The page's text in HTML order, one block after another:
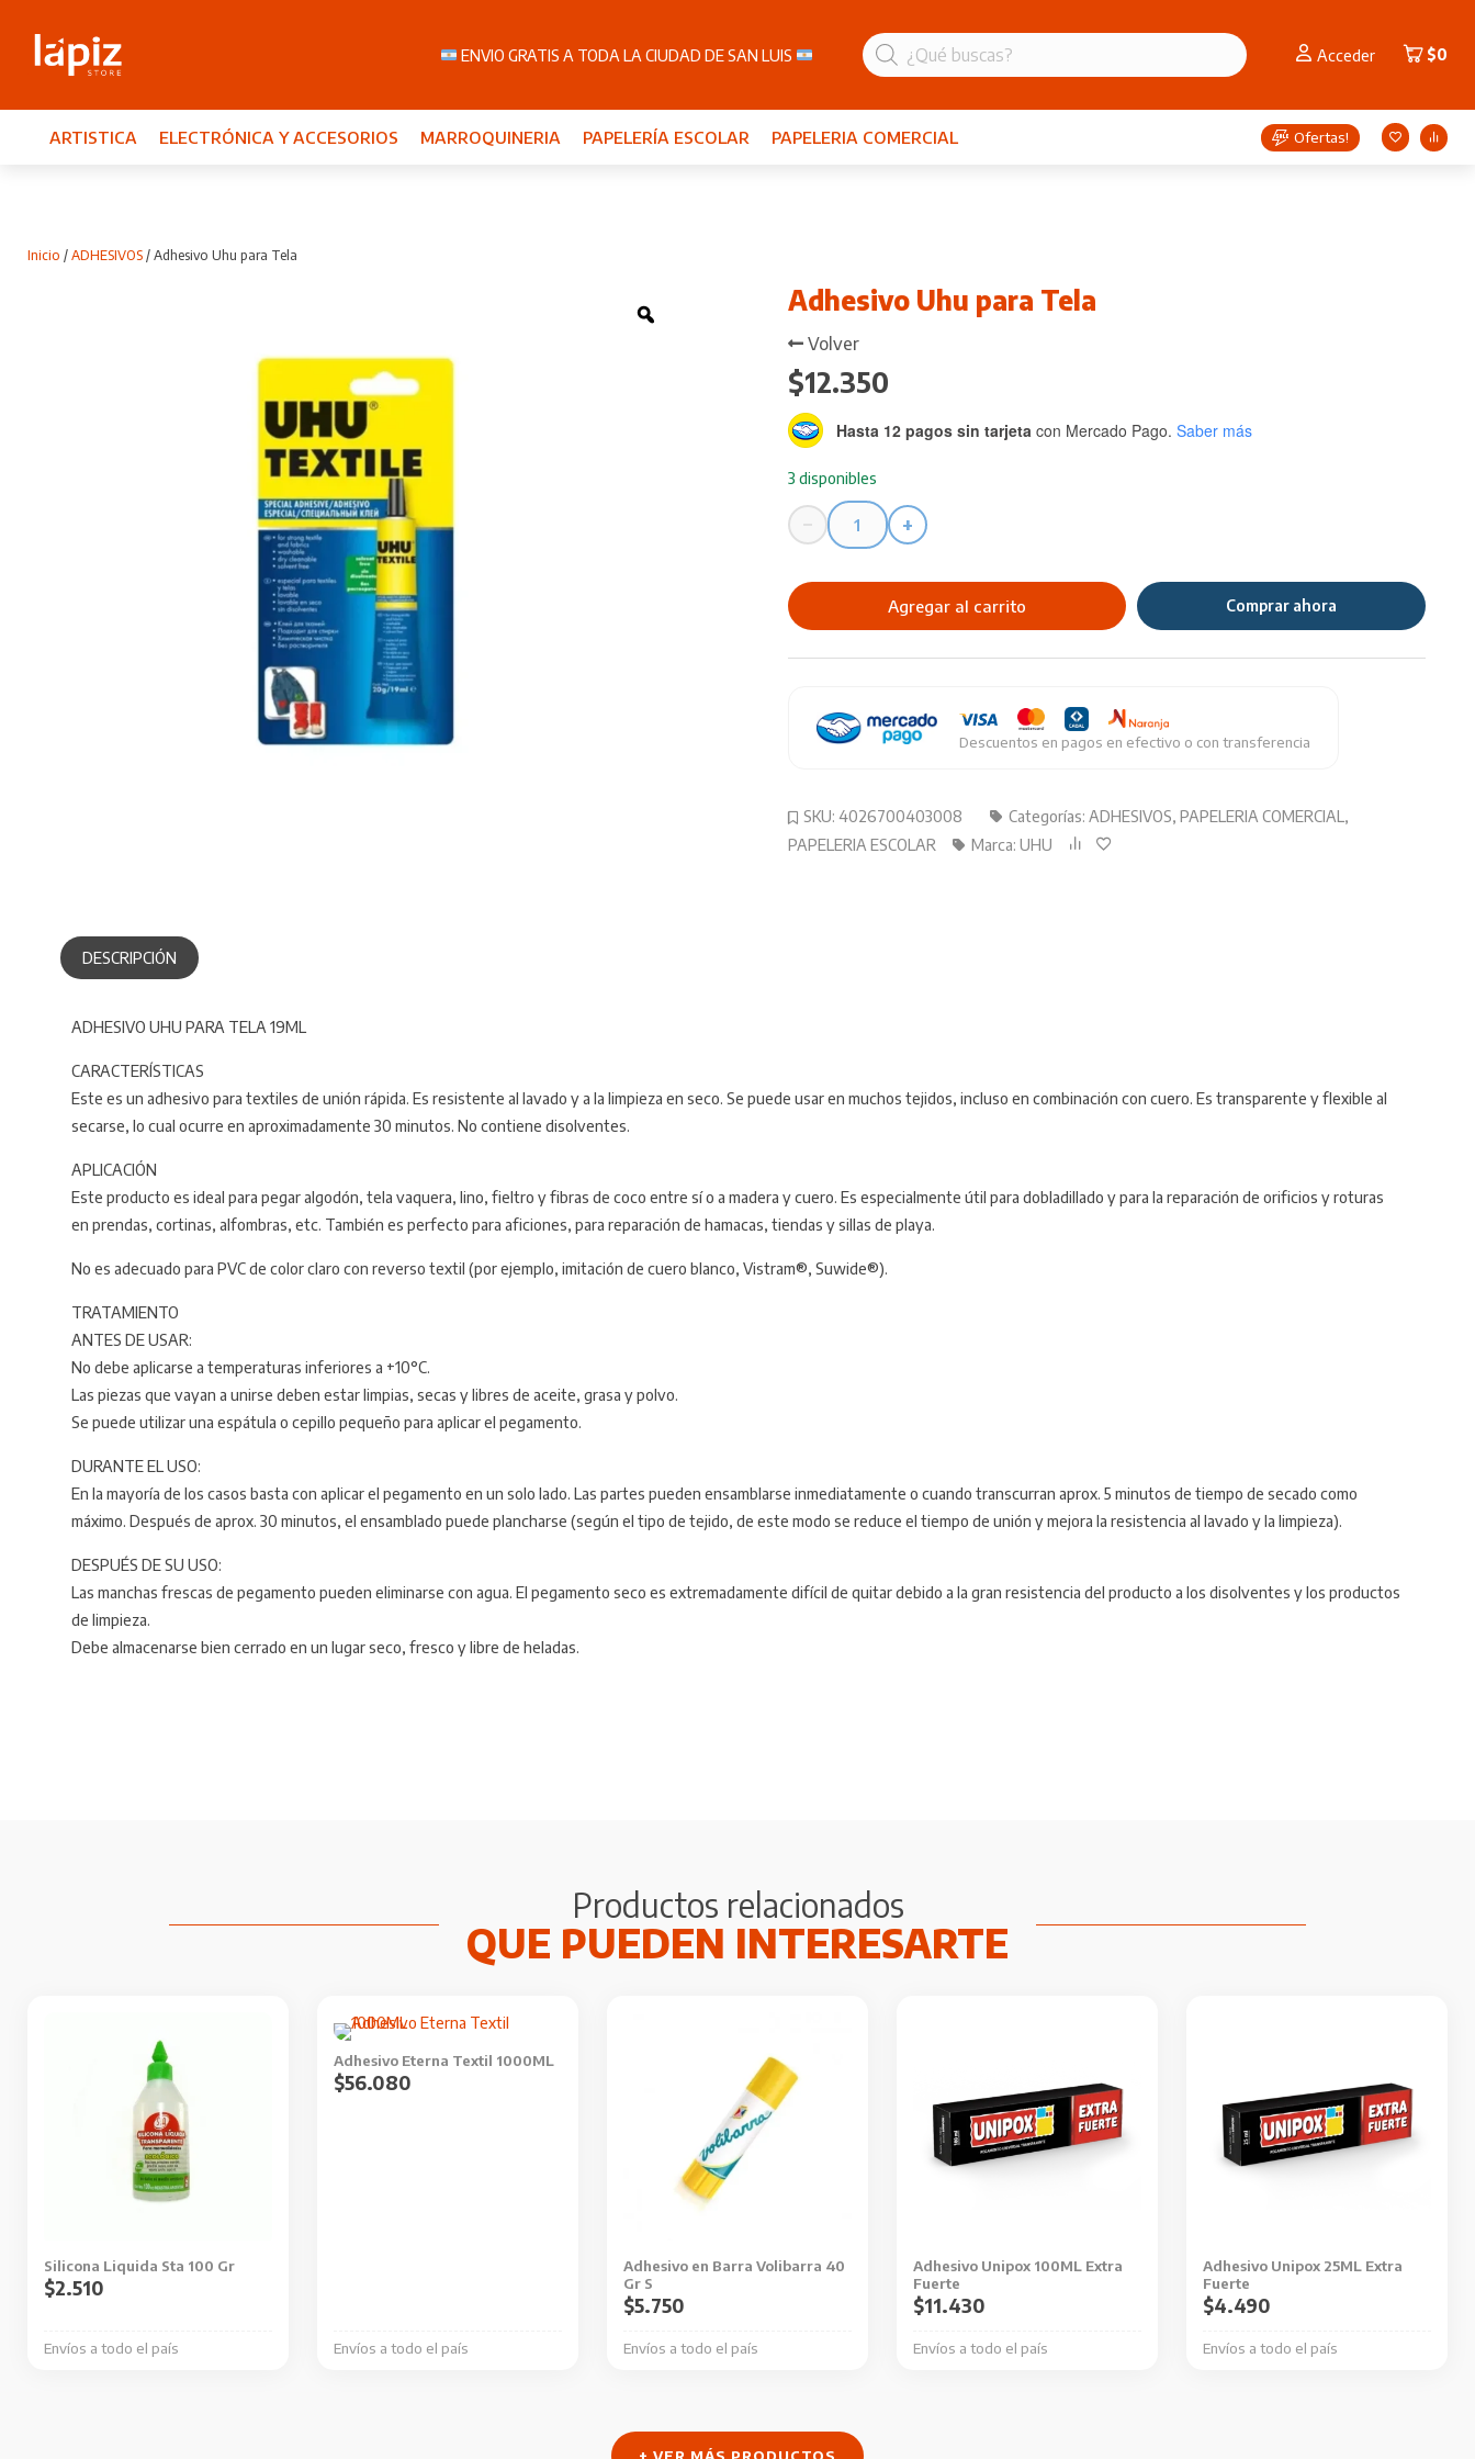
Búsqueda
de
productos
Acceder $0
ENVIO GRATIS A TODA LA CIUDAD DE SAN LUIS
ARTISTICA ELECTRÓNICA Y ACCESORIOS MARROQUINERIA PAPELERÍA ESCOLAR PAPELERIA COMERCIAL Ofertas!
Inicio / ADHESIVOS / Adhesivo Uhu para Tela
Adhesivo Uhu para Tela
Volver
$12.350
3 disponibles
Hasta 12 pagos sin tarjeta con Mercado Pago. Saber más
−
Adhesivo
para
Tela
+
Agregar al carrito Comprar ahora
SKU: 4026700403008 Categorías: ADHESIVOS, PAPELERIA COMERCIAL ,
PAPELERIA ESCOLAR
Marca: UHU
Descuentos en pagos en efectivo o con transferencia
DESCRIPCIÓN
ADHESIVO UHU PARA TELA 19ML
CARACTERÍSTICAS
Este es un adhesivo para textiles de unión rápida. Es resistente al lavado y a la limpieza en seco. Se puede usar en muchos tejidos, incluso en combinación con cuero. Es transparente y flexible al
secarse, lo cual ocurre en aproximadamente 30 minutos. No contiene disolventes.
APLICACIÓN
Este producto es ideal para pegar algodón, tela vaquera, lino, fieltro y fibras de coco entre sí o a madera y cuero. Es especialmente útil para dobladillado y para la reparación de orificios y roturas
en prendas, cortinas, alfombras, etc. También es perfecto para aficiones, para reparación de hamacas, tiendas y sillas de playa.
No es adecuado para PVC de color claro con reverso textil (por ejemplo, imitación de cuero blanco, Vistram®, Suwide®).
TRATAMIENTO
ANTES DE USAR:
No debe aplicarse a temperaturas inferiores a +10°C.
Las piezas que vayan a unirse deben estar limpias, secas y libres de aceite, grasa y polvo.
Se puede utilizar una espátula o cepillo pequeño para aplicar el pegamento.
DURANTE EL USO:
En la mayoría de los casos basta con aplicar el pegamento en un solo lado. Las partes pueden ensamblarse inmediatamente o cuando transcurran aprox. 5 minutos de tiempo de secado como
máximo. Después de aprox. 30 minutos, el ensamblado puede plancharse (según el tipo de tejido, de este modo se reduce el tiempo de unión y mejora la resistencia al lavado y la limpieza).
DESPUÉS DE SU USO:
Las manchas frescas de pegamento pueden eliminarse con agua. El pegamento seco es extremadamente difícil de quitar debido a la gran resistencia del producto a los disolventes y los productos
de limpieza.
Debe almacenarse bien cerrado en un lugar seco, fresco y libre de heladas.
Productos relacionados
Silicona Liquida Sta 100 Gr
Envíos a todo el país
$2.510
Adhesivo Eterna Textil 1000ML
Envíos a todo el país
$56.080
Adhesivo en Barra Volibarra 40
Gr S
Envíos a todo el país
$5.750
Adhesivo Unipox 100ML Extra
Fuerte
Envíos a todo el país
$11.430
Adhesivo Unipox 25ML Extra
Fuerte
Envíos a todo el país
$4.490